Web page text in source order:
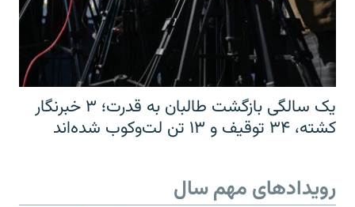
یک سالگی بازگشت طالبان به قدرت؛ ۳ خبرنگار
کشته، ۳۴ توقیف و ۱۳ تن لت‌وکوب شده‌اند
رویدادهای مهم سال